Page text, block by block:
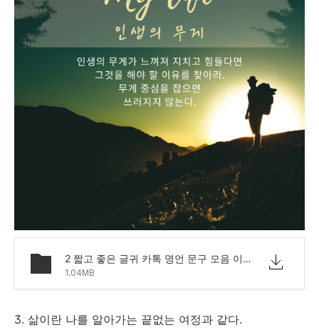
2 짧고 좋은 글귀 카톡 명언 문구 모음 이미지.png
1.04MB
3. 삶이란 나를 알아가는 끝없는 여정과 같다.